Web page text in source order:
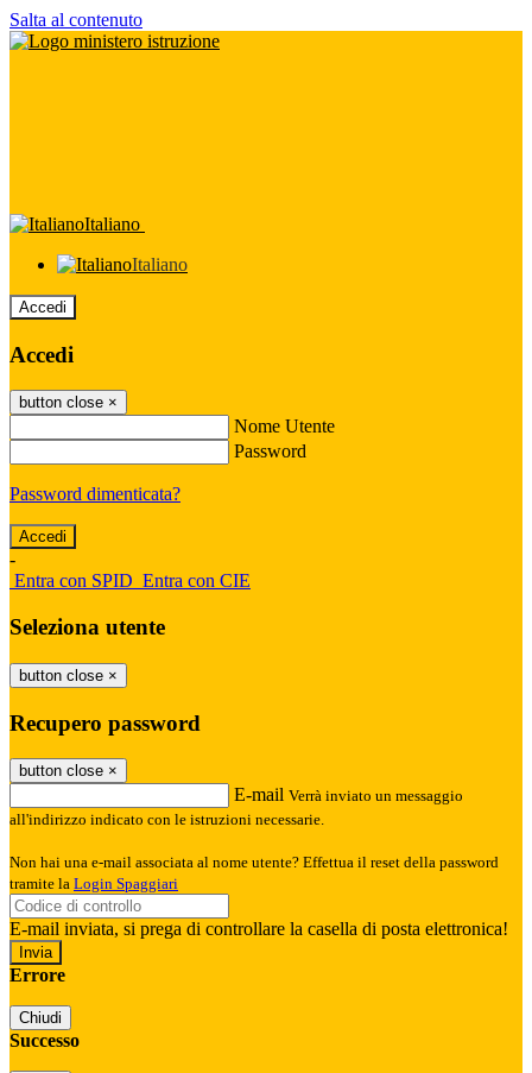
Salta al contenuto
Italiano
Italiano
Accedi
Accedi
button close ×
Nome Utente
Password
Password dimenticata?
-
Entra con SPID Entra con CIE
Seleziona utente
button close ×
Recupero password
button close ×
E-mail Verrà inviato un messaggio
all'indirizzo indicato con le istruzioni necessarie.
Non hai una e-mail associata al nome utente? Effettua il reset della password
tramite la Login Spaggiari
E-mail inviata, si prega di controllare la casella di posta elettronica!
Errore
Chiudi
Successo